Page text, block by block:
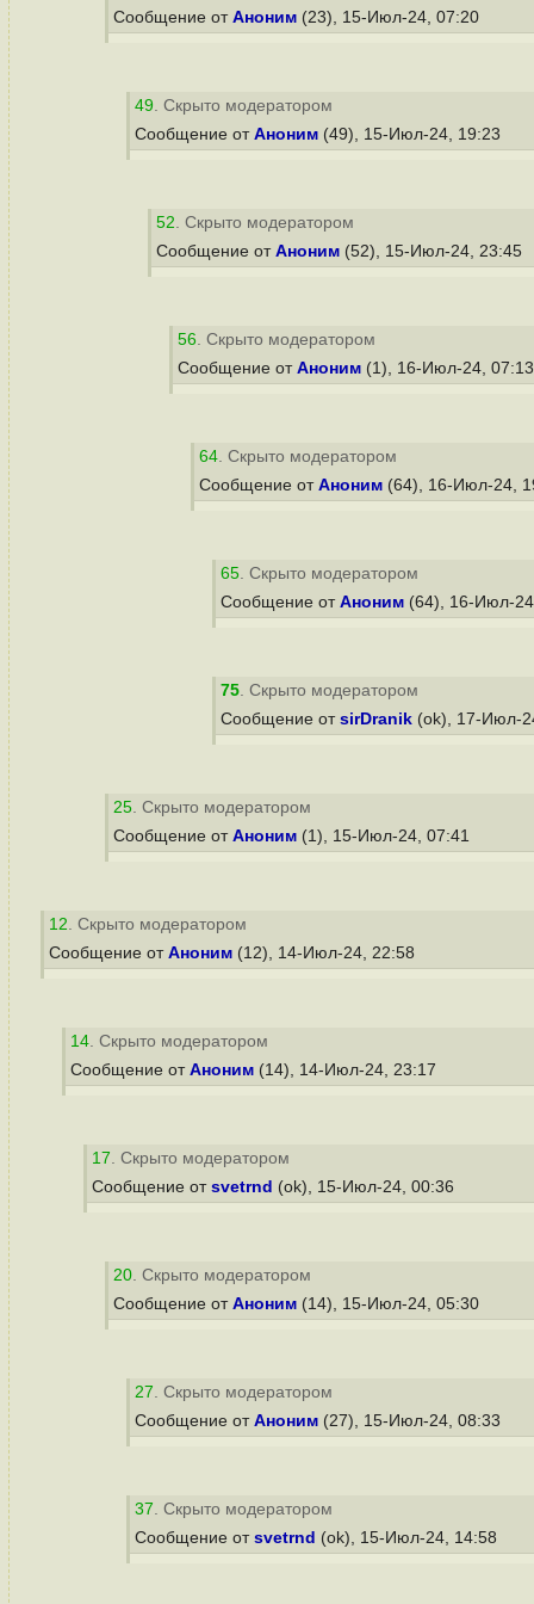
Сообщение от Аноним (23), 15-Июл-24, 07:20
49. Скрыто модератором
Сообщение от Аноним (49), 15-Июл-24, 19:23
52. Скрыто модератором
Сообщение от Аноним (52), 15-Июл-24, 23:45
56. Скрыто модератором
Сообщение от Аноним (1), 16-Июл-24, 07:13
64. Скрыто модератором
Сообщение от Аноним (64), 16-Июл-24,
65. Скрыто модератором
Сообщение от Аноним (64), 16-Июл-
75. Скрыто модератором
Сообщение от sirDranik (ok), 17-Июл-
25. Скрыто модератором
Сообщение от Аноним (1), 15-Июл-24, 07:41
12. Скрыто модератором
Сообщение от Аноним (12), 14-Июл-24, 22:58
14. Скрыто модератором
Сообщение от Аноним (14), 14-Июл-24, 23:17
17. Скрыто модератором
Сообщение от svetrnd (ok), 15-Июл-24, 00:36
20. Скрыто модератором
Сообщение от Аноним (14), 15-Июл-24, 05:30
27. Скрыто модератором
Сообщение от Аноним (27), 15-Июл-24, 08:33
37. Скрыто модератором
Сообщение от svetrnd (ok), 15-Июл-24, 14:58